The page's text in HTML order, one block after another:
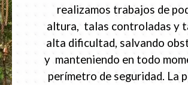
realizamos trabajos de
altura, talas controladas y
alta dificultad, salvando
y manteniendo en todo
perímetro de seguridad. La